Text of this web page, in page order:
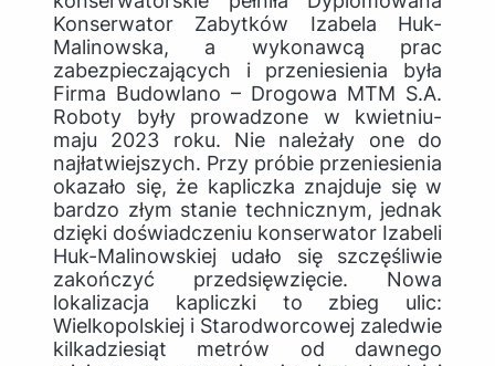
Konserwator Zabytków Izabela Huk-
Malinowska, a wykonawcą prac
zabezpieczających i przeniesienia była
Firma Budowlano – Drogowa MTM S.A.
Roboty były prowadzone w kwietniu-
maju 2023 roku. Nie należały one do
najłatwiejszych. Przy próbie przeniesienia
okazało się, że kapliczka znajduje się w
bardzo złym stanie technicznym, jednak
dzięki doświadczeniu konserwator Izabeli
Huk-Malinowskiej udało się szczęśliwie
zakończyć przedsięwzięcie. Nowa
lokalizacja kapliczki to zbieg ulic:
Wielkopolskiej i Starodworcowej zaledwie
kilkadziesiąt metrów od dawnego